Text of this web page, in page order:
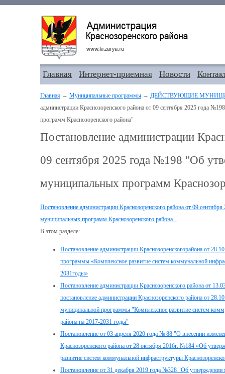
Главная Интернет-приемная Новости
Главная → Муниципальные программы → ДЕЙСТВУЮЩИЕ
администрации Краснозоренского района от 09 сентября 2025 года
программ Краснозоренского района"
Постановление администрации
09 сентября 2025 года №198 "Об
муниципальных программ
Постановление администрации Краснозоренского района от 09
муниципальных программ Краснозоренского района "
В этом разделе:
Постановление администрации Краснозоренскогорайона от
программы «Комплексное развитие систем коммунальной
2031годы»
Постановление администрации Краснозоренского района от
постановление администрации Краснозоренского района от
муниципальной программы "Комплексное развитие систем
района на 2017-2031 годы"
Постановление от 03 апреля 2020 года № 88 "О внесении
Краснозоренского района от 28 октября 2016г. №184 «Об
развитие систем коммунальной инфраструктуры
Постановление от 31 декабря 2019 года №328 "Об